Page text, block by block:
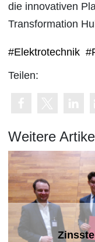
die innovativen
Transformation
#Elektrotechnik
Teilen:
Weitere